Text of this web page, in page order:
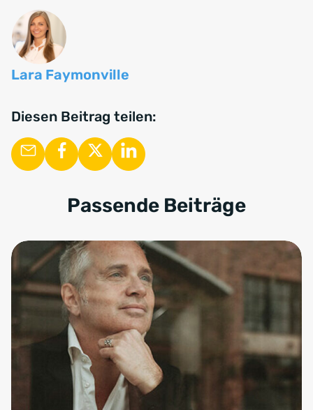
Lara Faymonville
Diesen Beitrag teilen:
Passende Beiträge